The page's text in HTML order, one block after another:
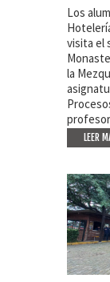
Los
visita el
la
LEER